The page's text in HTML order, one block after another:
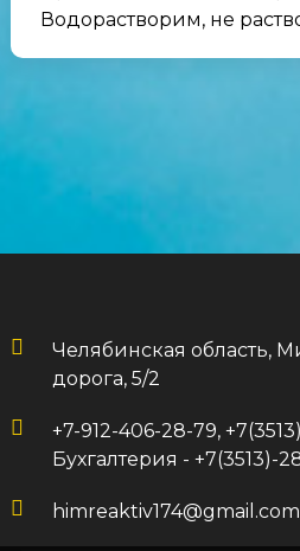
Водорастворим, не
Челябинская область,
дорога, 5/2
+7-912-406-28-79,
Бухгалтерия - +7(3513)-
himreaktiv174@gmail.com